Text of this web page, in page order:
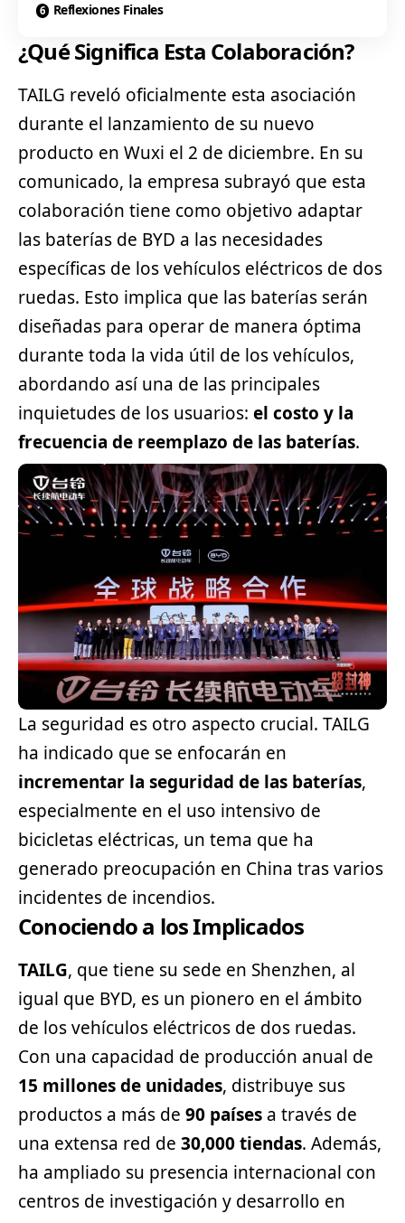
Reflexiones Finales
¿Qué Significa Esta Colaboración?
TAILG reveló oficialmente esta asociación
durante el lanzamiento de su nuevo
producto en Wuxi el 2 de diciembre. En su
comunicado, la empresa subrayó que esta
colaboración tiene como objetivo adaptar
las baterías de BYD a las necesidades
específicas de losvehículos eléctricos de dos
ruedas. Esto implica que las baterías serán
diseñadas para operar de manera óptima
durante toda la vida útil de los vehículos,
abordando así una de las principales
inquietudes de los usuarios: el costo y la
frecuencia de reemplazo de las baterías.
La seguridad es otro aspecto crucial. TAILG
ha indicado que se enfocarán en
incrementar la seguridad de las baterías,
especialmente en el uso intensivo de
bicicletas eléctricas, un tema que ha
generado preocupación en China tras varios
incidentes de incendios.
Conociendo a los Implicados
TAILG, que tiene su sede en Shenzhen, al
igual que BYD, es un pionero en el ámbito
de los vehículos eléctricos de dos ruedas.
Con una capacidad de producción anual de
15 millones de unidades, distribuye sus
productos a más de 90 países a través de
una extensa red de 30,000 tiendas. Además,
ha ampliado su presencia internacional con
centros de investigación y desarrollo en